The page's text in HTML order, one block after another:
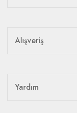
Alışveriş
Yardım